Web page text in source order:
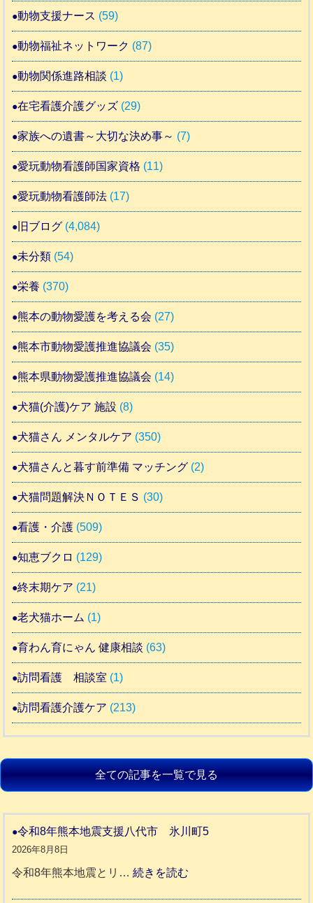
動物支援ナース (59)
動物福祉ネットワーク (87)
動物関係進路相談 (1)
在宅看護介護グッズ (29)
家族への遺書～大切な決め事～ (7)
愛玩動物看護師国家資格 (11)
愛玩動物看護師法 (17)
旧ブログ (4,084)
未分類 (54)
栄養 (370)
熊本の動物愛護を考える会 (27)
熊本市動物愛護推進協議会 (35)
熊本県動物愛護推進協議会 (14)
犬猫(介護)ケア 施設 (8)
犬猫さん メンタルケア (350)
犬猫さんと暮す前準備 マッチング (2)
犬猫問題解決ＮＯＴＥＳ (30)
看護・介護 (509)
知恵ブクロ (129)
終末期ケア (21)
老犬猫ホーム (1)
育わん育にゃん 健康相談 (63)
訪問看護 相談室 (1)
訪問看護介護ケア (213)
全ての記事を一覧で見る
令和8年熊本地震支援八代市 氷川町5
2026年8月8日
令和8年熊本地震とリ…続きを読む